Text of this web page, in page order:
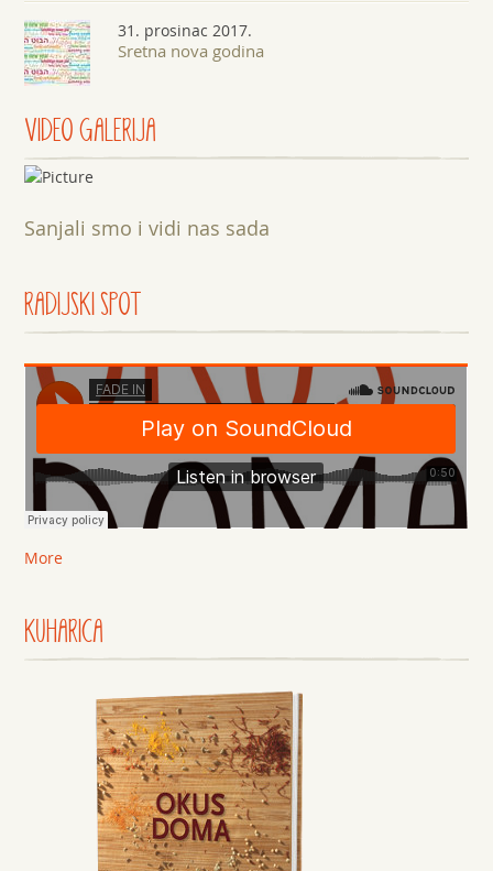
31. prosinac 2017.
Sretna nova godina
VIDEO GALERIJA
Sanjali smo i vidi nas sada
RADIJSKI SPOT
More
KUHARICA